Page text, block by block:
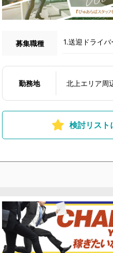
募集職種 1.送迎ドライバ
勤務地 北上エリア周
検討リスト